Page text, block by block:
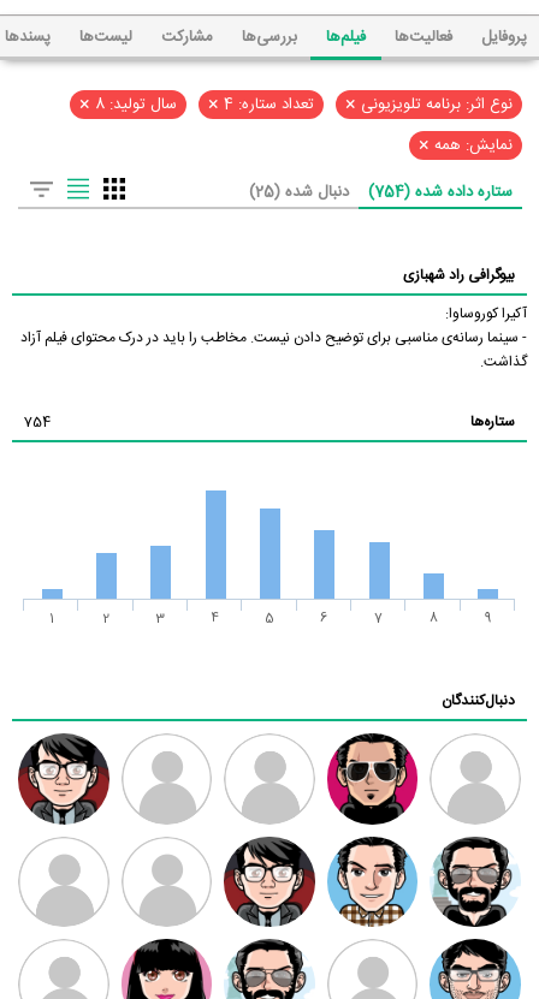
پروفایل فعالیت‌ها فیلم‌ها بررسی‌ها مشارکت لیست‌ها پسند‌ها
نوع اثر: برنامه تلویزیونی × تعداد ستاره: 4 × سال تولید: 8 ×
نمایش: همه ×
ستاره داده شده (754) دنبال شده (25)
بیوگرافی راد شهبازی
آکیرا کوروساوا:
- سینما رسانه‌ی مناسبی برای توضیح دادن نیست. مخاطب را باید در درک محتوای فیلم آزاد
گذاشت.
ستاره‌ها 754
1 2 3 4 5 6 7 8 9
دنبال‌کنندگان
ممدرضا رضا کاظمی زهرا ~ ابتین
سید محمد
موسوی
مهدی فرهمند مهدی سلطانی داود رضیی
طرفدار میلی
بابی براون
کیوان کیانی